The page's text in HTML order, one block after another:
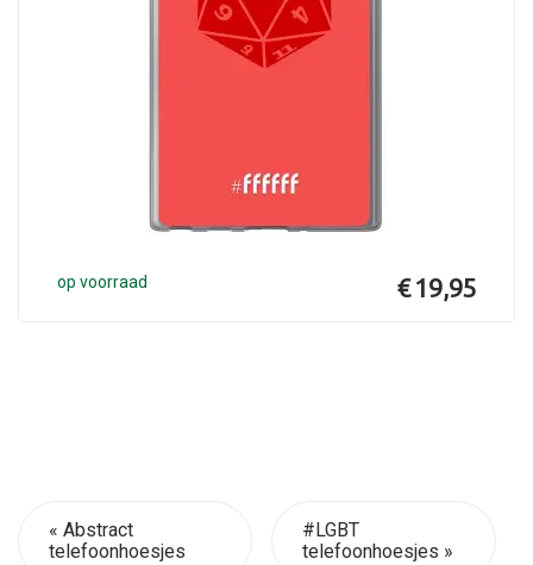
op voorraad € 19,95
« Abstract
telefoonhoesjes
#LGBT
telefoonhoesjes »